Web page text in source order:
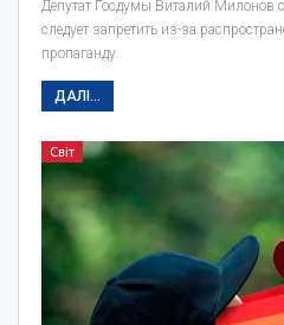
Депутат Госдумы Виталий Милонов
следует запретить из-за
пропаганду.
ДАЛІ...
Світ